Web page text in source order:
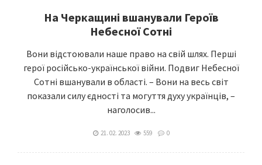
На Черкащині вшанували Героїв
Небесної Сотні
Вони відстоювали наше право на свій шлях. Перші
герої російсько-української війни. Подвиг Небесної
Сотні вшанували в області. – Вони на весь світ
показали силу єдності та могуття духу українців, –
наголосив...
21. 02. 2023 559 0